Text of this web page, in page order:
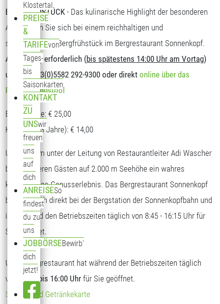
Klostertal
PREISE
&
TARIFEvon
Tages-
bis
Saisonkarten
KONTAKT
ZU
UNSwir
freuen
uns
auf
dich
ANREISESo
findest
du zu
uns
JOBBÖRSEBewirb'
dich
jetzt!
BERGFRÜHSTÜCK - Das kulinarische Highlight der besonderen
Art. Stärken Sie sich bei einem reichhaltigen und
schmackhaften Bergfrühstück im Bergrestaurant Sonnenkopf.
Anmeldung erforderlich (bis spätestens 14:00 Uhr am Vortag)
unter T: +43(0)5582 292-9300 oder direktonline über das
Reservierungstool
Erwachsene: € 25,00
Kinder (5-13 Jahre): € 14,00
Unser Team unter der Leitung von Restaurantleiter Adi Wascher
bietet unseren Gästen auf 2.000 m Seehöhe ein wahres
kulinarisches Genusserlebnis. Das Bergrestaurant Sonnenkopf
befindet sich direkt bei der Bergstation der Sonnenkopfbahn und
ist während den Betriebszeiten täglich von 8:45 - 16:15 Uhr für
Sie geöffnet.
Unser Bergrestaurant hat während der Betriebszeiten täglich
von
09:00 bis 16:00 Uhr für Sie geöffnet.
Speise- und Getränkekarte